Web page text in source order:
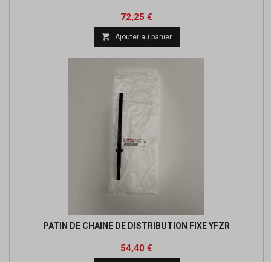
Prix
72,25 €
base
 Ajouter au panier
PATIN DE CHAINE DE DISTRIBUTION FIXE YFZR
Prix
54,40 €